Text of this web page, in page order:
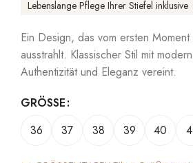
Lebenslange Pflege Ihrer Stiefel inklusive
Ein Design, das vom ersten
ausstrahlt. Klassischer Stil mit
Authentizität und Eleganz vereint.
GRÖSSE
36
37 38 39 40